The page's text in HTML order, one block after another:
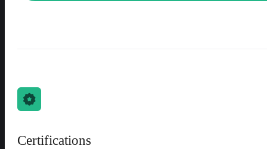
Certifications